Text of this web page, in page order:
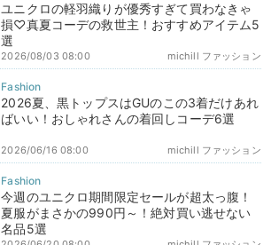
ユニクロの軽羽織りが優秀すぎて買わなきゃ
損♡真夏コーデの救世主！おすすめアイテム5
選
michill ファッション
2026/08/03 08:00
2026夏、黒トップスはGUのこの3着だけあれ
ばいい！おしゃれさんの着回しコーデ6選
michill ファッション
2026/06/16 08:00
今週のユニクロ期間限定セールが超太っ腹！
夏服がまさかの990円～！絶対買い逃せない
名品5選